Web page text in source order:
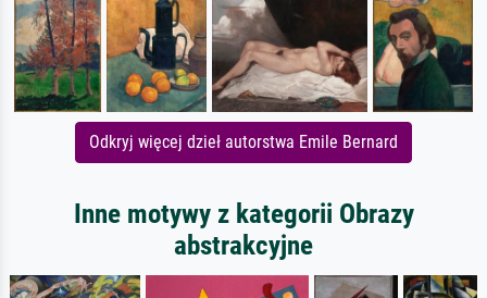
Odkryj więcej dzieł autorstwa Emile Bernard
Inne motywy z kategorii Obrazy
abstrakcyjne